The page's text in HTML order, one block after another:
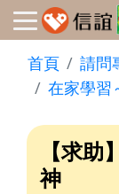
首頁
請問
在家學習
【求
神